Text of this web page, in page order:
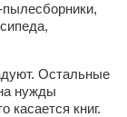
Остальные
нужды
касается книг.